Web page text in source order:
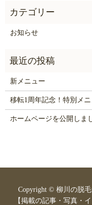
お知らせ
新メニュー
移転1周年記念！特別メニ
ホームページを公開しま
Copyright © 柳川の脱
【掲載の記事・写真・